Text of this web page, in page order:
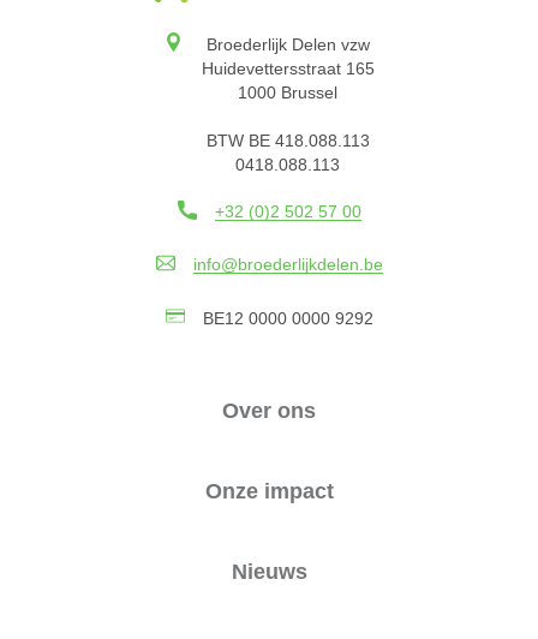
Broederlijk Delen vzw
Huidevettersstraat 165
1000 Brussel
BTW BE 418.088.113
0418.088.113
+32 (0)2 502 57 00
info@broederlijkdelen.be
BE12 0000 0000 9292
Over ons
Onze impact
Nieuws